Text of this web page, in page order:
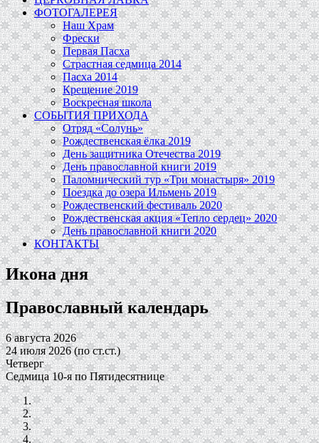
ФОТОГАЛЕРЕЯ
Наш Храм
Фрески
Первая Пасха
Страстная седмица 2014
Пасха 2014
Крещение 2019
Воскресная школа
СОБЫТИЯ ПРИХОДА
Отряд «Солунь»
Рождественская ёлка 2019
День защитника Отечества 2019
День православной книги 2019
Паломнический тур «Три монастыря» 2019
Поездка до озера Ильмень 2019
Рождественский фестиваль 2020
Рождественская акция «Тепло сердец» 2020
День православной книги 2020
КОНТАКТЫ
Икона дня
Православный календарь
6 августа 2026
24 июля 2026 (по ст.ст.)
Четверг
Седмица 10-я по Пятидесятнице